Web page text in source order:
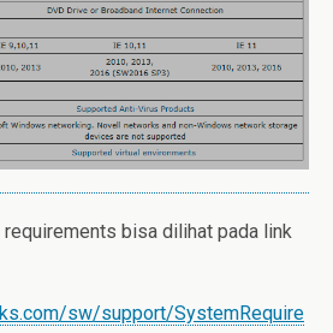
bisa dilihat pada link
sw/support/SystemRequire